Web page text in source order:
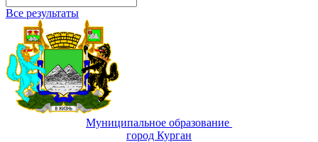
Все результаты
Муниципальное образование
город Курган